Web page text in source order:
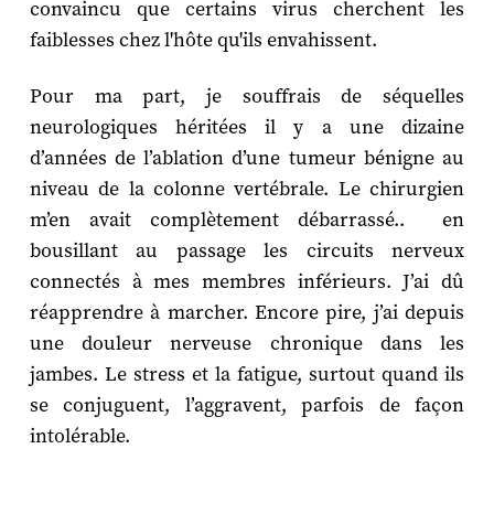
convaincu que certains virus cherchent les
faiblesses chez l'hôte qu'ils envahissent.
Pour ma part, je souffrais de séquelles
neurologiques héritées il y a une dizaine
d’années de l’ablation d’une tumeur bénigne au
niveau de la colonne vertébrale. Le chirurgien
m’en avait complètement débarrassé.. en
bousillant au passage les circuits nerveux
connectés à mes membres inférieurs. J’ai dû
réapprendre à marcher. Encore pire, j’ai depuis
une douleur nerveuse chronique dans les
jambes. Le stress et la fatigue, surtout quand ils
se conjuguent, l’aggravent, parfois de façon
intolérable.